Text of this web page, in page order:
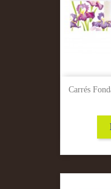
Carrés